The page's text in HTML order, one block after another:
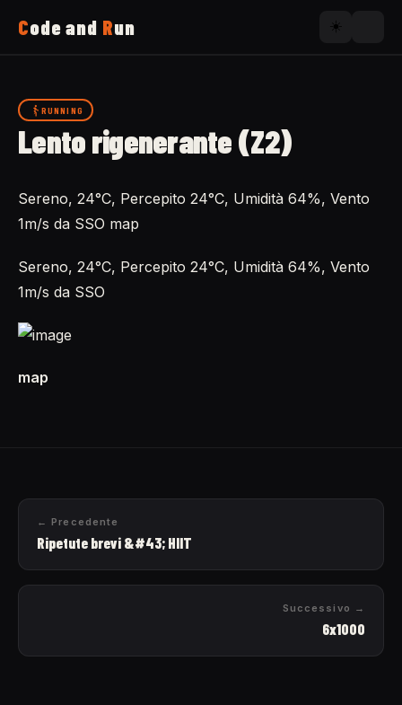
Code and Run ☀️
Running
Uses
Now
About
RUNNING
Lento rigenerante (Z2)
Sereno, 24°C, Percepito 24°C, Umidità 64%, Vento
1m/s da SSO map
Sereno, 24°C, Percepito 24°C, Umidità 64%, Vento
1m/s da SSO
map
← Precedente
Ripetute brevi &#43; HIIT
Successivo →
6x1000